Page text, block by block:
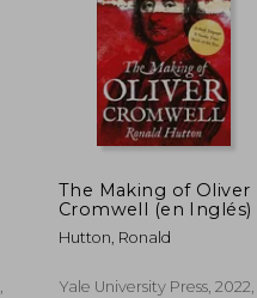
50%
The Making of Oliver
Cromwell (en Inglés)
Hutton, Ronald
Yale University Press, 2022,